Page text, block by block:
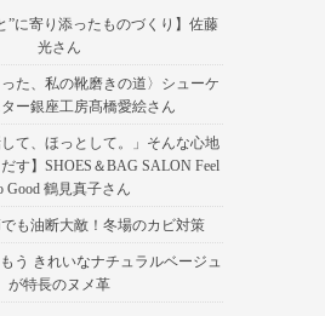
”に寄り添ったものづくり】佐藤
光さん
った、私の靴磨きの道〉シューケ
ー銀座工房髙橋愛絵さん
して、ほっとして。」そんな心地
す】SHOES＆BAG SALON Feel
Good 鶴見真子さん
も油断大敵！冬場のカビ対策
う きれいなナチュラルベージュ
が特長のヌメ革